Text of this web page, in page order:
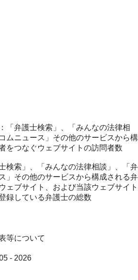
「弁護士検索」、「みんなの法律相
ムニュース」その他のサービスから構
をつなぐウェブサイトの訪問者数
検索」、「みんなの法律相談」、「弁
」その他のサービスから構成される弁
ェブサイト、および当該ウェブサイト
録している弁護士の総数
等について
- 2026